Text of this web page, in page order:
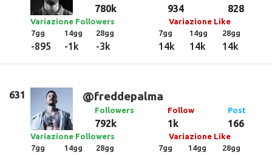
780k 934 828
Variazione Followers
7gg
-895
14gg
-1k
28gg
-3k
Variazione Like
7gg
14k
14gg
14k
28gg
14k
631 @freddepalma
Followers
792k
Follow
1k
Post
166
Variazione Followers
7gg
14gg 28gg
Variazione Like
7gg
14gg 28gg